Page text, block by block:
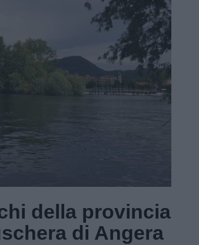
della provincia
di Angera